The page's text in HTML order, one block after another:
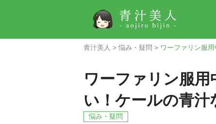
青汁美人 >悩み・疑問 > ワーファリン服
ワーファリン服
い！ケールの青汁
悩み・疑問